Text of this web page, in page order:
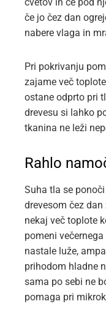
če jo čez dan
nabere vlaga in
Pri pokrivanju
zajame več
ostane odprto pri
drevesu si lahko
tkanina ne leži
Rahlo
Suha tla se
drevesom čez
nekaj več toplote
pomeni
nastale luže,
prihodom hladne
sama po sebi ne
pomaga pri